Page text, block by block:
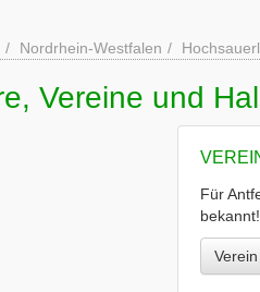
Nordrhein-Westfalen
Vereine und
Für